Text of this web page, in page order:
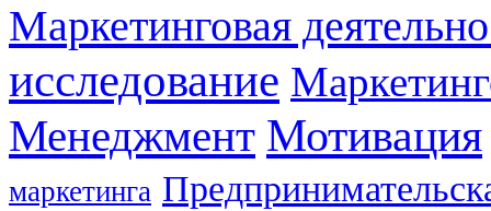
Маркетинговая
исследование
Менеджмент Мотивация
маркетинга